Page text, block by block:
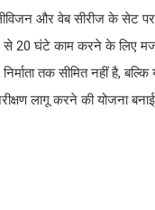
और वेब सीरीज के सेट
20 घंटे काम करने के लिए
तक सीमित नहीं है,
लागू करने की योजना